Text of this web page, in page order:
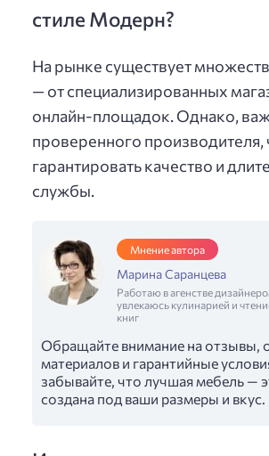
стиле Модерн?
На рынке существует
— от специализированных
онлайн-площадок. Однако,
проверенного производителя,
гарантировать качество и
службы.
Мнение автора
Марина Саранцева
Работаю в агенстве
увлекаюсь кулинарией и
книг
Обращайте внимание на отзывы,
материалов и гарантийные
забывайте, что лучшая мебель —
создана под ваши размеры и вкус.